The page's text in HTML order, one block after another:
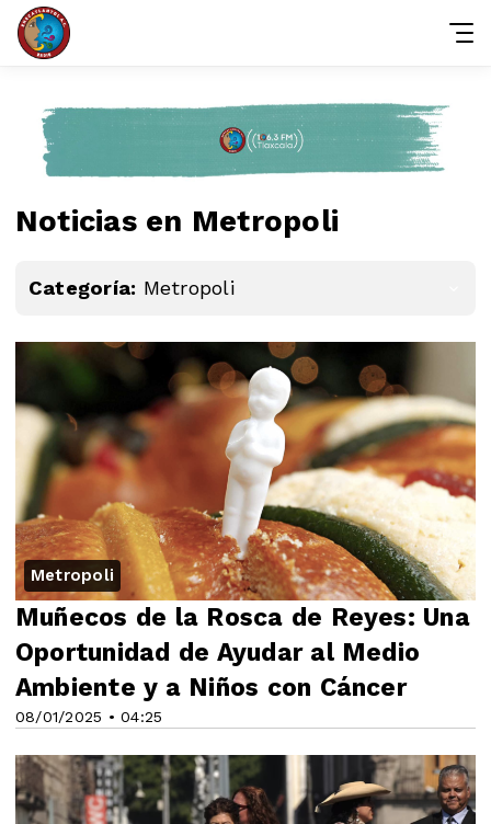
Noticias en Metropoli
Categoría: Metropoli
Metropoli
08/01/2025 • 04:25
Muñecos de la Rosca de Reyes: Una
Oportunidad de Ayudar al Medio
Ambiente y a Niños con Cáncer